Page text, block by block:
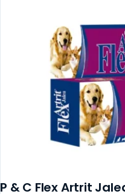
P & C Flex Artrit